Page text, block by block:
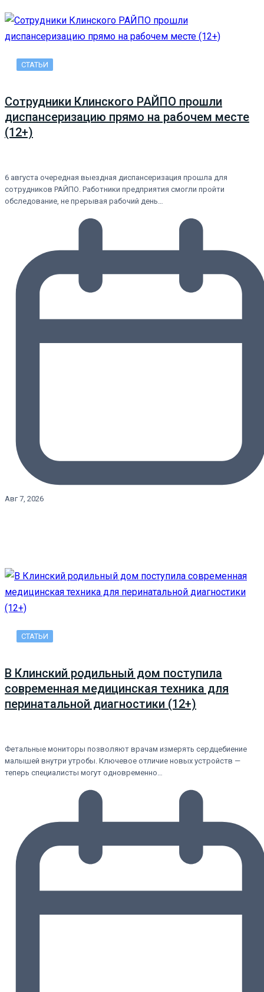
СТАТЬИ
Сотрудники Клинского РАЙПО прошли
диспансеризацию прямо на рабочем месте
(12+)
6 августа очередная выездная диспансеризация прошла для
сотрудников РАЙПО. Работники предприятия смогли пройти
обследование, не прерывая рабочий день…
Авг 7, 2026
СТАТЬИ
В Клинский родильный дом поступила
современная медицинская техника для
перинатальной диагностики (12+)
Фетальные мониторы позволяют врачам измерять сердцебиение
малышей внутри утробы. Ключевое отличие новых устройств —
теперь специалисты могут одновременно…